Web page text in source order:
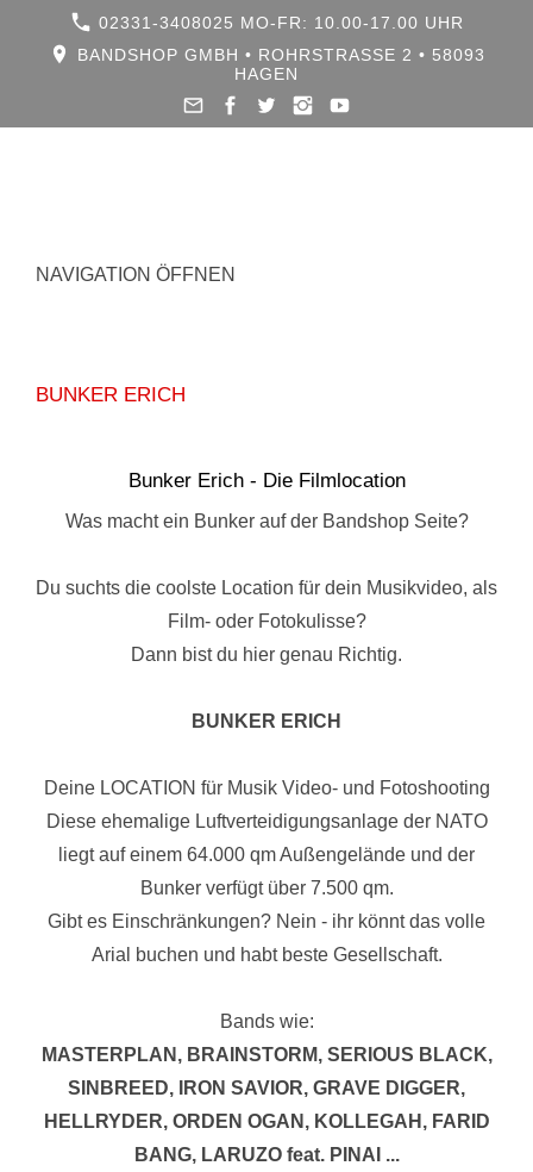
02331-3408025 MO-FR: 10.00-17.00 UHR
BANDSHOP GMBH • ROHRSTRASSE 2 • 58093 H
AGEN
NAVIGATION ÖFFNEN
BUNKER ERICH
Bunker Erich - Die Filmlocation
Was macht ein Bunker auf der Bandshop Seite?
Du suchts die coolste Location für dein Musikvideo, als
Film- oder Fotokulisse?
Dann bist du hier genau Richtig.
BUNKER ERICH
Deine LOCATION für Musik Video- und Fotoshooting
Diese ehemalige Luftverteidigungsanlage der NATO
liegt auf einem 64.000 qm Außengelände und der
Bunker verfügt über 7.500 qm.
Gibt es Einschränkungen? Nein - ihr könnt das volle
Arial buchen und habt beste Gesellschaft.
Bands wie:
MASTERPLAN, BRAINSTORM, SERIOUS BLACK,
SINBREED, IRON SAVIOR, GRAVE DIGGER,
HELLRYDER, ORDEN OGAN, KOLLEGAH, FARID
BANG, LARUZO feat. PINAI ...